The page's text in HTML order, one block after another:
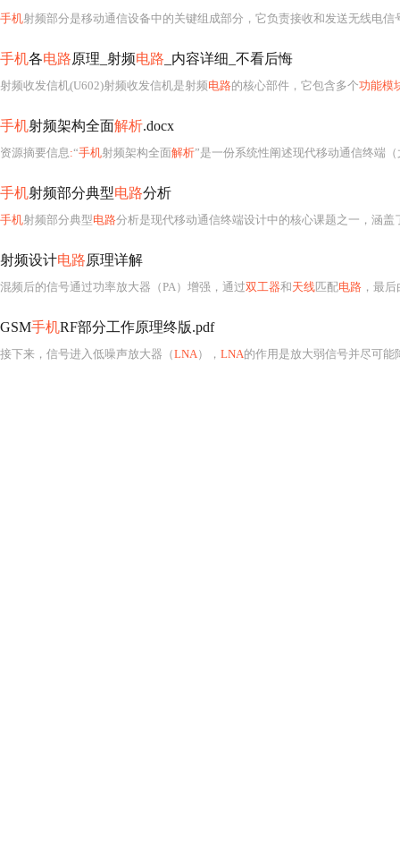
手机射频部分是移动通信设备中的关键组成部分，它负责接收和发送无线电信
手机各电路原理_射频电路 _内容详细_不看后悔
射频收发信机(U602)射频收发信机是射频电路的核心部件，它包含多个功能模
手机射频架构全面解析.docx
资源摘要信息:“手机射频架构全面解析”是一份系统性阐述现代移动通信终端（
手机射频部分典型电路分析
手机射频部分典型电路分析是现代移动通信终端设计中的核心课题之一，涵盖
射频设计电路原理详解
混频后的信号通过功率放大器（PA）增强，通过双工器和天线匹配电路 ，最后
GSM手机RF部分工作原理终版.pdf
接下来，信号进入低噪声放大器（LNA）， LNA的作用是放大弱信号并尽可能降低噪声